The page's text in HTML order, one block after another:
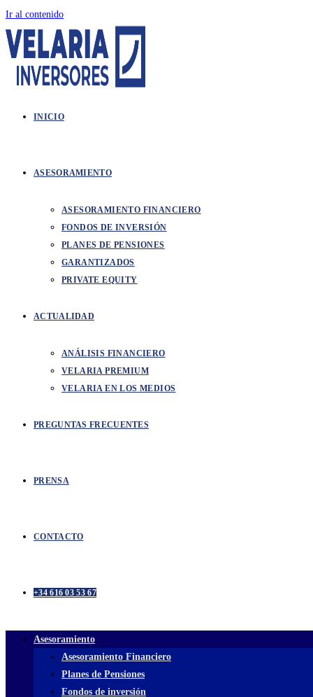
Ir al contenido
INICIO
ASESORAMIENTO
ASESORAMIENTO FINANCIERO
FONDOS DE INVERSIÓN
PLANES DE PENSIONES
GARANTIZADOS
PRIVATE EQUITY
ACTUALIDAD
ANÁLISIS FINANCIERO
VELARIA PREMIUM
VELARIA EN LOS MEDIOS
PREGUNTAS FRECUENTES
PRENSA
CONTACTO
+34 616 03 53 67
Asesoramiento
Asesoramiento Financiero
Planes de Pensiones
Fondos de inversión